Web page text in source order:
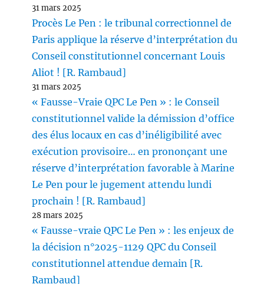
31 mars 2025
Procès Le Pen : le tribunal correctionnel de
Paris applique la réserve d’interprétation du
Conseil constitutionnel concernant Louis
Aliot ! [R. Rambaud]
31 mars 2025
« Fausse-Vraie QPC Le Pen » : le Conseil
constitutionnel valide la démission d’office
des élus locaux en cas d’inéligibilité avec
exécution provisoire… en prononçant une
réserve d’interprétation favorable à Marine
Le Pen pour le jugement attendu lundi
prochain ! [R. Rambaud]
28 mars 2025
« Fausse-vraie QPC Le Pen » : les enjeux de
la décision n°2025-1129 QPC du Conseil
constitutionnel attendue demain [R.
Rambaud]